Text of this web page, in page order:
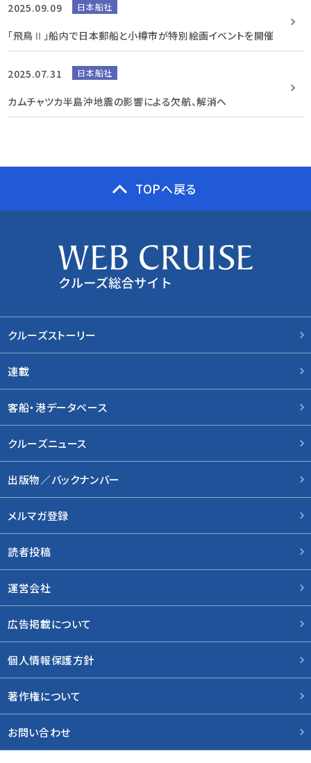
2025.09.09 日本船社
「飛鳥Ⅱ」船内で日本郵船と小樽市が特別絵画イベントを開催
2025.07.31 日本船社
カムチャツカ半島沖地震の影響による欠航、解消へ
TOPへ戻る
クルーズストーリー
連載
客船・港データベース
クルーズニュース
出版物／バックナンバー
メルマガ登録
読者投稿
運営会社
広告掲載について
個人情報保護方針
著作権について
お問い合わせ